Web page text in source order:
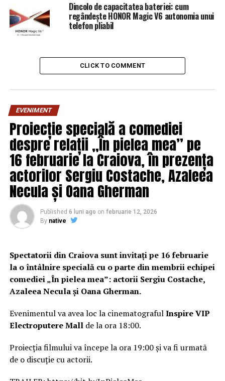
Dincolo de capacitatea bateriei: cum
regândește HONOR Magic V6 autonomia unui
telefon pliabil
CLICK TO COMMENT
EVENIMENT
Proiecție specială a comediei
despre relații „În pielea mea” pe
16 februarie la Craiova, în prezența
actorilor Sergiu Costache, Azaleea
Necula și Oana Gherman
Published 6 luni ago on februarie 12, 2026
By native
Spectatorii din Craiova sunt invitați pe 16 februarie
la o întâlnire specială cu o parte din membrii echipei
comediei „În pielea mea”: actorii Sergiu Costache,
Azaleea Necula și Oana Gherman.
Evenimentul va avea loc la cinematografulInspire VIP
Electroputere Mall de la ora 18:00.
Proiecția filmului va începe la ora 19:00 și va fi urmată
de o discuție cu actorii.